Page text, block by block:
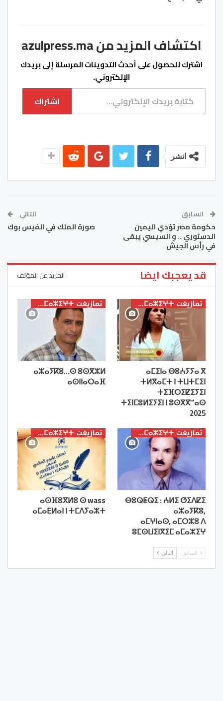
اكتشاف المزيد من azulpress.ma
اشترك للحصول على أحدث التدوينات المرسلة إلى بريدك
الإلكتروني.
كتابة بريدك الإلكتروني...
اشتراك
انشر
السابق
حكومة مصر تؤدي اليمين
الدستوري .. و السيسي يبقى
في رأس الجيش
التالي
صورة الملك في الفيس بوك
قد يعجبك ايضا المزيد عن المؤلف
تمازيغت ⵜⴰⵎⴰⵣⵉⵖⵜ
ⴰⵎⵉⵏⴰ ⴱⵓⵄⵢⵢⴰ ⴳ
ⵜⵍⴳⴰⵎⵜ ⵏ ⵜⵡⵜⵎⵉⵏ
ⵜⵉⴼⵔⵉⵇⵉⵢⵉⵏ
ⵜⵉⵏⵎⵓⵍⵉⵢⵉⵏ ⵏ ⵓⵙⴳⴳⵯⴰⵙ
2025
تمازيغت ⵜⴰⵎⴰⵣⵉⵖⵜ
ⴰⵣⴰⵢⴽⵓ…ⵙ ⵓⵙⴳⵣⵍ
ⴰⵙⵏⵏⴰⵔⴰⴼ
تمازيغت ⵜⴰⵎⴰⵣⵉⵖⵜ
ⴱⵓⵕⵟⵕⵉ : ⵄⵍⵉ ⵚⵉⴷⵇⵉ
ⴰⵣⴰⵢⴽⵓ,
ⴰⵎⵖⵏⴰⵙ, ⴰⵎⵔⵣⵓ ⴷ
ⵓⵎⵙⵡⵉⵏⴳⵉⵎ ⴰⵎⴰⵣⵉⵖ
تمازيغت ⵜⴰⵎⴰⵣⵉⵖⵜ
ⴰⵙⴼⵓⴳⵍⵓ ⵙ wass
ⴰⵎⴰⴹⵍⴰⵏ ⵏ ⵜⵎⴷⵢⴰⵣⵜ
السابق التالي